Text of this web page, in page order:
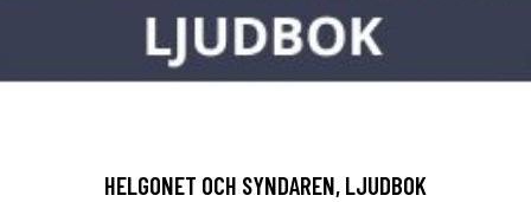
HELGONET OCH SYNDAREN, LJUDBOK